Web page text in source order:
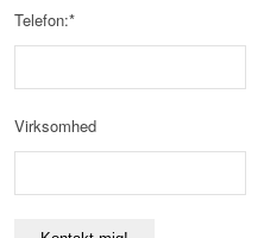
Telefon:*
Virksomhed